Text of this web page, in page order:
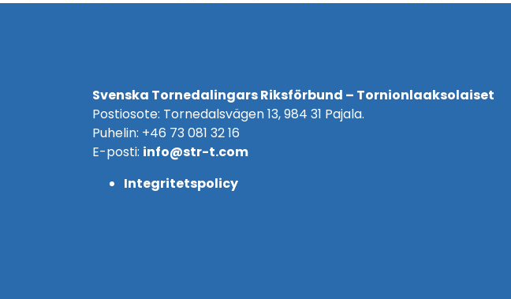
Svenska Tornedalingars Riksförbund – Tornionlaaksolaiset
Postiosote: Tornedalsvägen 13, 984 31 Pajala.
Puhelin: +46 73 081 32 16
E-posti: info@str-t.com
Integritetspolicy